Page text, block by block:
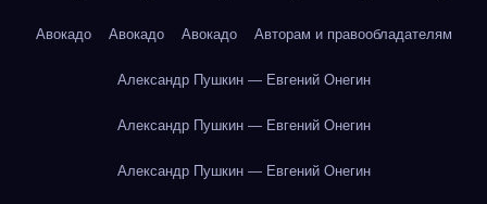
Авокадо Авокадо Авокадо Авторам и правообладателям
Александр Пушкин — Евгений Онегин
Александр Пушкин — Евгений Онегин
Александр Пушкин — Евгений Онегин